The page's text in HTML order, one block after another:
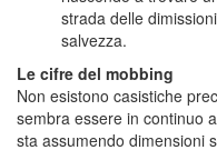
strada delle
salvezza.
Le cifre del mobbing
Non esistono casistiche
sembra essere in continuo
sta assumendo dimensioni